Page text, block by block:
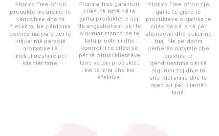
Pharma Tree ofron
produkte me aromë të
këndshme dhe të
freskëta. Ne përdorim
esenca natyrale për të
krijuar një përvojë
aromatike të
mrekullueshme për
klientët tanë.
Pharma Tree garanton
cilësi të lartë në të
gjitha produktet e saj.
Ne angazhohemi për të
siguruar standarde të
larta prodhimi dhe
kontrollit të cilësisë
për të ofruar klientëve
tanë vetëm produktet
më të mira dhe më
efektive.
Pharma Tree ofron një
gamë të gjerë të
produkteve organike të
cilësisë së lartë për
shëndetin dhe bukurinë
tuaj. Ne përdorim
përbërës natyralë dhe
praktika të
qëndrueshme për të
siguruar zgjidhje të
shëndetshme dhe të
mjedisit për klientët
tanë.